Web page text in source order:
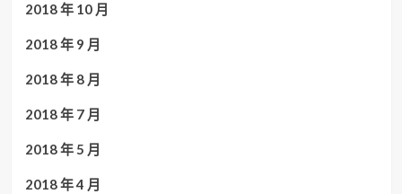
2018 年 10 月
2018 年 9 月
2018 年 8 月
2018 年 7 月
2018 年 5 月
2018 年 4 月